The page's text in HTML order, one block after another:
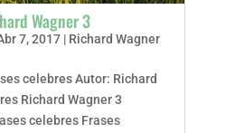
Wagner 3
7, 2017| Richard Wagner
celebres Autor: Richard
Richard Wagner 3
celebres Frases